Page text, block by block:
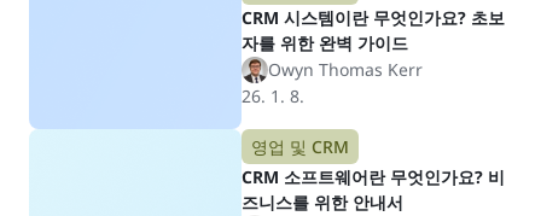
CRM 시스템이란 무엇인가요? 초보
자를 위한 완벽 가이드
Owyn Thomas Kerr
26. 1. 8.
영업 및 CRM
CRM 소프트웨어란 무엇인가요? 비
즈니스를 위한 안내서